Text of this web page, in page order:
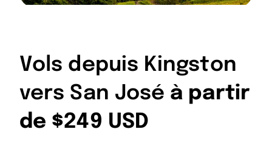
Vols depuis Kingston
vers San José à partir
de $249 USD